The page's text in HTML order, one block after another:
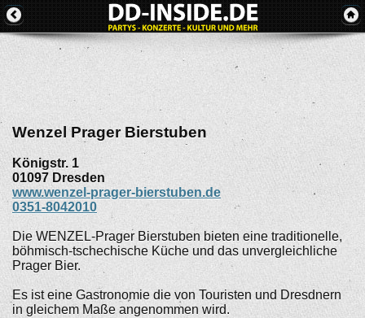
Wenzel Prager Bierstuben
Königstr. 1
01097 Dresden
www.wenzel-prager-bierstuben.de
0351-8042010
Die WENZEL-Prager Bierstuben bieten eine traditionelle,
böhmisch-tschechische Küche und das unvergleichliche
Prager Bier.
Es ist eine Gastronomie die von Touristen und Dresdnern
in gleichem Maße angenommen wird.